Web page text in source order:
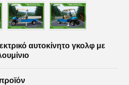
αυτοκίνητο γκολφ με